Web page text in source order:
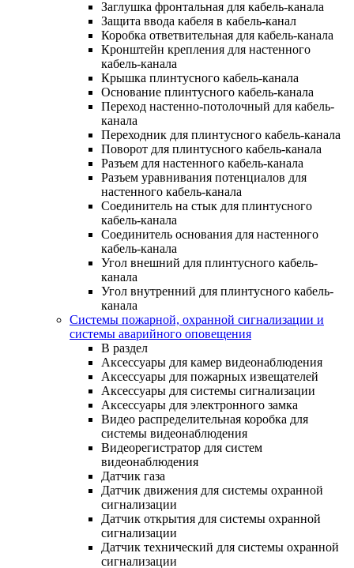
Заглушка фронтальная для кабель-канала
Защита ввода кабеля в кабель-канал
Коробка ответвительная для кабель-канала
Кронштейн крепления для настенного
кабель-канала
Крышка плинтусного кабель-канала
Основание плинтусного кабель-канала
Переход настенно-потолочный для кабель-
канала
Переходник для плинтусного кабель-канала
Поворот для плинтусного кабель-канала
Разъем для настенного кабель-канала
Разъем уравнивания потенциалов для
настенного кабель-канала
Соединитель на стык для плинтусного
кабель-канала
Соединитель основания для настенного
кабель-канала
Угол внешний для плинтусного кабель-
канала
Угол внутренний для плинтусного кабель-
канала
Системы пожарной, охранной сигнализации и
системы аварийного оповещения
В раздел
Аксессуары для камер видеонаблюдения
Аксессуары для пожарных извещателей
Аксессуары для системы сигнализации
Аксессуары для электронного замка
Видео распределительная коробка для
системы видеонаблюдения
Видеорегистратор для систем
видеонаблюдения
Датчик газа
Датчик движения для системы охранной
сигнализации
Датчик открытия для системы охранной
сигнализации
Датчик технический для системы охранной
сигнализации